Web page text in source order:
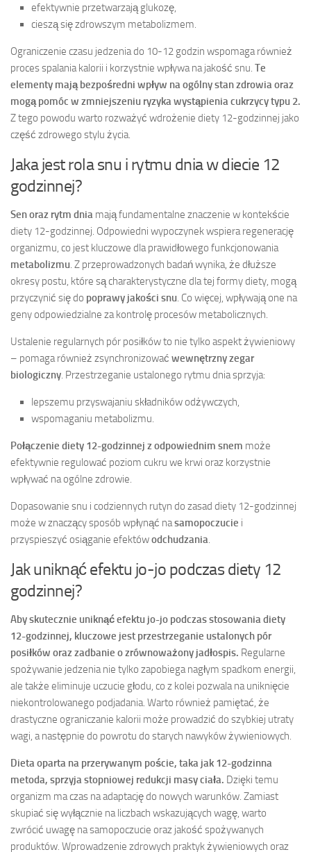
efektywnie przetwarzają glukozę,
cieszą się zdrowszym metabolizmem.
Ograniczenie czasu jedzenia do 10-12 godzin wspomaga również
proces spalania kalorii i korzystnie wpływa na jakość snu. Te
elementy mają bezpośredni wpływ na ogólny stan zdrowia oraz
mogą pomóc w zmniejszeniu ryzyka wystąpienia cukrzycy typu 2.
Z tego powodu warto rozważyć wdrożenie diety 12-godzinnej jako
część zdrowego stylu życia.
Jaka jest rola snu i rytmu dnia w diecie 12
godzinnej?
Sen oraz rytm dnia mają fundamentalne znaczenie w kontekście
diety 12-godzinnej. Odpowiedni wypoczynek wspiera regenerację
organizmu, co jest kluczowe dla prawidłowego funkcjonowania
metabolizmu. Z przeprowadzonych badań wynika, że dłuższe
okresy postu, które są charakterystyczne dla tej formy diety, mogą
przyczynić się do poprawy jakości snu. Co więcej, wpływają one na
geny odpowiedzialne za kontrolę procesów metabolicznych.
Ustalenie regularnych pór posiłków to nie tylko aspekt żywieniowy
– pomaga również zsynchronizować wewnętrzny zegar
biologiczny. Przestrzeganie ustalonego rytmu dnia sprzyja:
lepszemu przyswajaniu składników odżywczych,
wspomaganiu metabolizmu.
Połączenie diety 12-godzinnej z odpowiednim snem może
efektywnie regulować poziom cukru we krwi oraz korzystnie
wpływać na ogólne zdrowie.
Dopasowanie snu i codziennych rutyn do zasad diety 12-godzinnej
może w znaczący sposób wpłynąć nasamopoczucie i
przyspieszyć osiąganie efektówodchudzania.
Jak uniknąć efektu jo-jo podczas diety 12
godzinnej?
Aby skutecznie uniknąć efektu jo-jo podczas stosowania diety
12-godzinnej, kluczowe jest przestrzeganie ustalonych pór
posiłków oraz zadbanie o zrównoważony jadłospis. Regularne
spożywanie jedzenia nie tylko zapobiega nagłym spadkom energii,
ale także eliminuje uczucie głodu, co z kolei pozwala na uniknięcie
niekontrolowanego podjadania. Warto również pamiętać, że
drastyczne ograniczanie kalorii może prowadzić do szybkiej utraty
wagi, a następnie do powrotu do starych nawyków żywieniowych.
Dieta oparta na przerywanym poście, taka jak 12-godzinna
metoda, sprzyja stopniowej redukcji masy ciała. Dzięki temu
organizm ma czas na adaptację do nowych warunków. Zamiast
skupiać się wyłącznie na liczbach wskazujących wagę, warto
zwrócić uwagę na samopoczucie oraz jakość spożywanych
produktów. Wprowadzenie zdrowych praktyk żywieniowych oraz